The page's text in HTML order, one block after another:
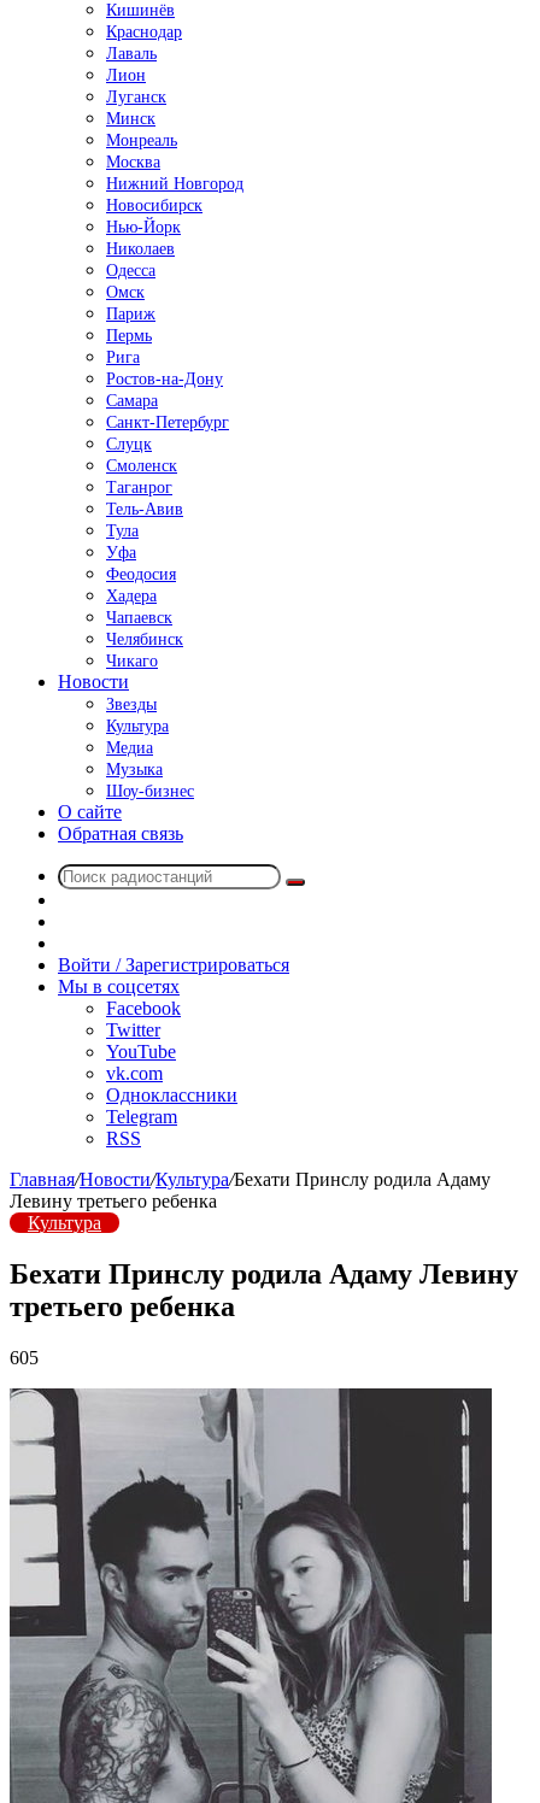
Кишинёв
Краснодар
Лаваль
Лион
Луганск
Минск
Монреаль
Москва
Нижний Новгород
Новосибирск
Нью-Йорк
Николаев
Одесса
Омск
Париж
Пермь
Рига
Ростов-на-Дону
Самара
Санкт-Петербург
Слуцк
Смоленск
Таганрог
Тель-Авив
Тула
Уфа
Феодосия
Хадера
Чапаевск
Челябинск
Чикаго
Новости
Звезды
Культура
Медиа
Музыка
Шоу-бизнес
О сайте
Обратная связь
Поиск
радио
Войти / Зарегистрироваться
Мы в соцсетях
Facebook
Twitter
YouTube
vk.com
Одноклассники
Telegram
RSS
Главная/Новости/Культура/Бехати Принслу родила Адаму
Левину третьего ребенка
Культура
Бехати Принслу родила Адаму Левину
третьего ребенка
605